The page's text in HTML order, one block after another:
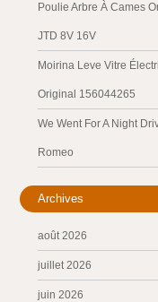
Poulie Arbre À Cames
JTD 8V 16V
Moirina Leve Vitre
Original 156044265
We Went For A Night
Romeo
Archives
août 2026
juillet 2026
juin 2026